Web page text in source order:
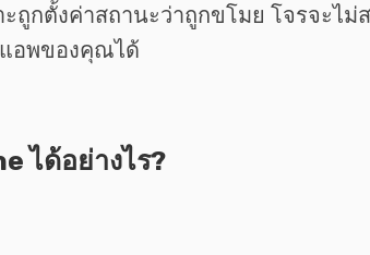
กตั้งค่าสถานะว่าถูกขโมย โจรจะไม่
แอพของคุณได้
ได้อย่างไร?